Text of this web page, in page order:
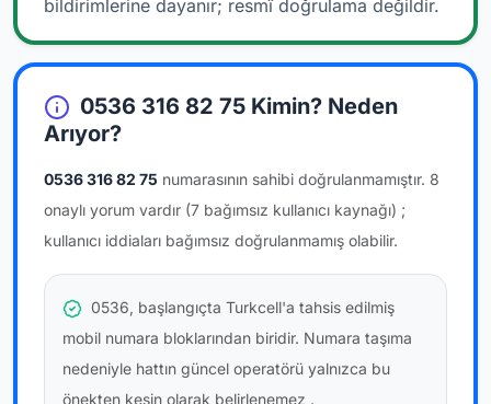
bildirimlerine dayanır; resmî doğrulama değildir.
0536 316 82 75 Kimin? Neden
Arıyor?
0536 316 82 75 numarasının sahibi doğrulanmamıştır. 8
onaylı yorum vardır (7 bağımsız kullanıcı kaynağı) ;
kullanıcı iddiaları bağımsız doğrulanmamış olabilir.
0536, başlangıçta Turkcell'a tahsis edilmiş
mobil numara bloklarından biridir. Numara taşıma
nedeniyle hattın güncel operatörü yalnızca bu
önekten kesin olarak belirlenemez .